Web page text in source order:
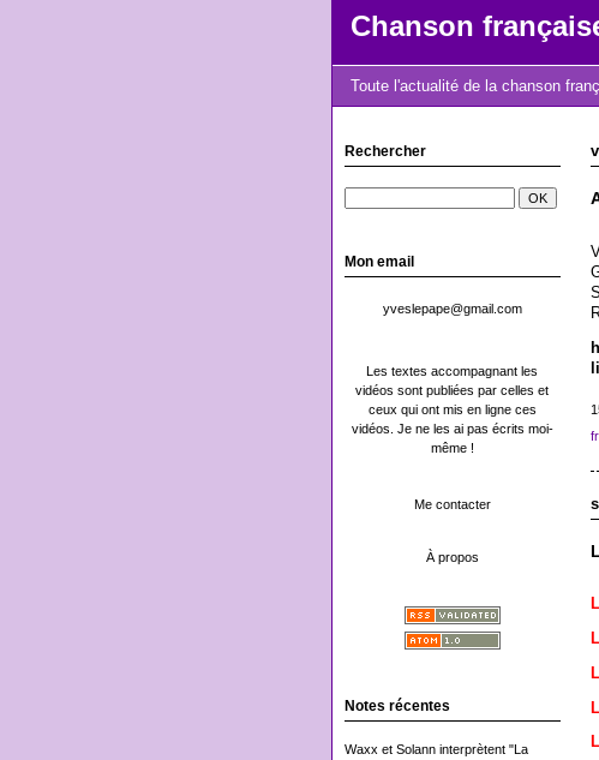
Chanson
Toute l'actualité de la chanson
Rechercher
Mon email
yveslepape@gmail.com
Les textes accompagnant les
vidéos sont publiées par celles et
ceux qui ont mis en ligne ces
vidéos. Je ne les ai pas écrits moi-
même !
Me contacter
À propos
Notes récentes
Waxx et Solann interprètent "La